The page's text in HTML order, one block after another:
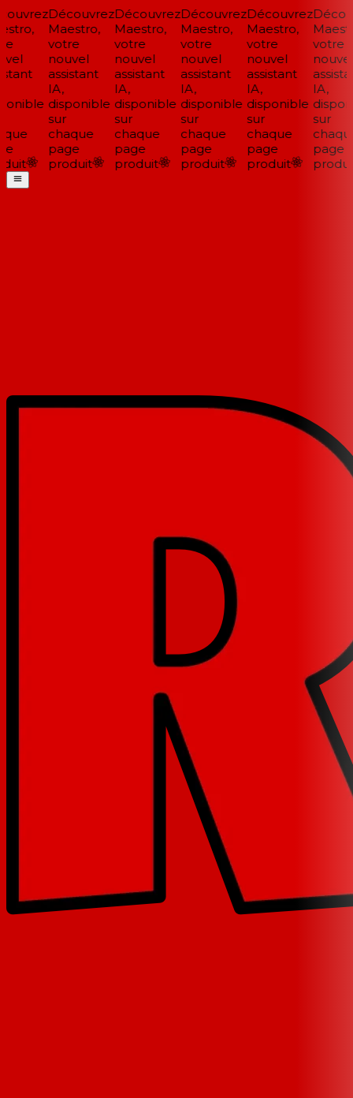
Découvrez
Maestro,
votre
nouvel
assistant
IA,
disponible
sur
chaque
page
produit
Découvrez
Maestro,
votre
nouvel
assistant
IA,
disponible
sur
chaque
page
produit
Découvrez
Maestro,
votre
nouvel
assistant
IA,
disponible
sur
chaque
page
produit
Découvrez
Maestro,
votre
nouvel
assistant
IA,
disponible
sur
chaque
page
produit
votre
nouvel
IA,
sur
chaque
page
produit